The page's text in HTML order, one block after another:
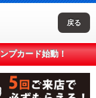
戻る
プカード始動！